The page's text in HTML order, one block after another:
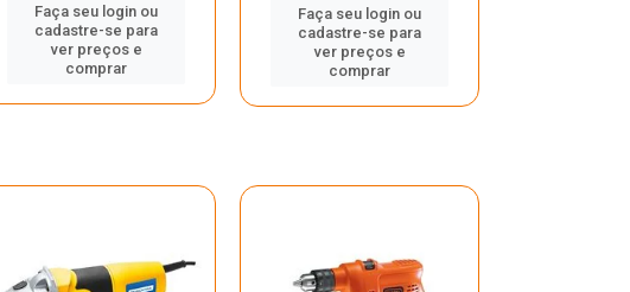
Faça seu login ou
cadastre-se para
ver preços e
comprar
Faça seu login ou
cadastre-se para
ver preços e
comprar